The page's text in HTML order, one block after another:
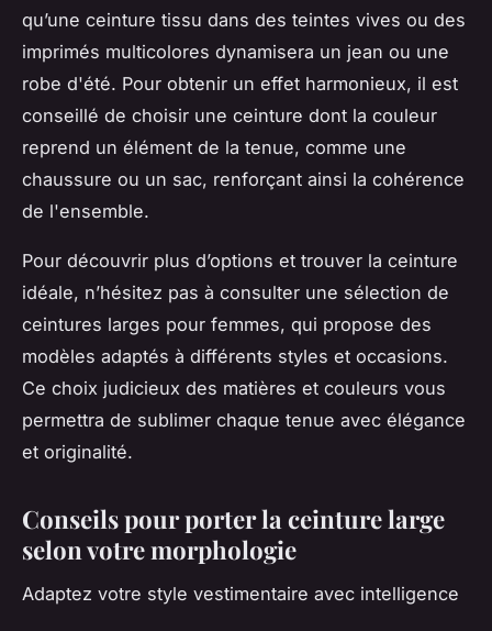
qu’une ceinture tissu dans des teintes vives ou des
imprimés multicolores dynamisera un jean ou une
robe d'été. Pour obtenir un effet harmonieux, il est
conseillé de choisir une ceinture dont la couleur
reprend un élément de la tenue, comme une
chaussure ou un sac, renforçant ainsi la cohérence
de l'ensemble.
Pour découvrir plus d’options et trouver la ceinture
idéale, n’hésitez pas à consulter une sélection de
ceintures larges pour femmes, qui propose des
modèles adaptés à différents styles et occasions.
Ce choix judicieux des matières et couleurs vous
permettra de sublimer chaque tenue avec élégance
et originalité.
Conseils pour porter la ceinture large
selon votre morphologie
Adaptez votre style vestimentaire avec intelligence